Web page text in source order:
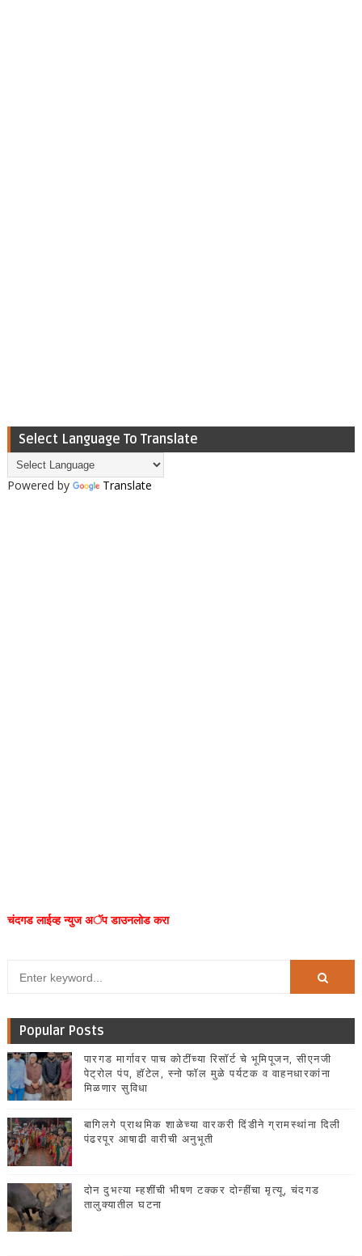
Select Language To Translate
Powered by Translate
चंदगड लाईव्ह न्युज अॅप डाउनलोड करा
Popular Posts
पारगड मार्गावर पाच कोटींच्या रिसॉर्ट चे भूमिपूजन, सीएनजी
पेट्रोल पंप, हॉटेल, स्नो फॉल मुळे पर्यटक व वाहनधारकांना
मिळणार सुविधा
बागिलगे प्राथमिक शाळेच्या वारकरी दिंडीने ग्रामस्थांना दिली
पंढरपूर आषाढी वारीची अनुभूती
दोन दुभत्या म्हशींची भीषण टक्कर दोन्हींचा मृत्यू, चंदगड
तालुक्यातील घटना